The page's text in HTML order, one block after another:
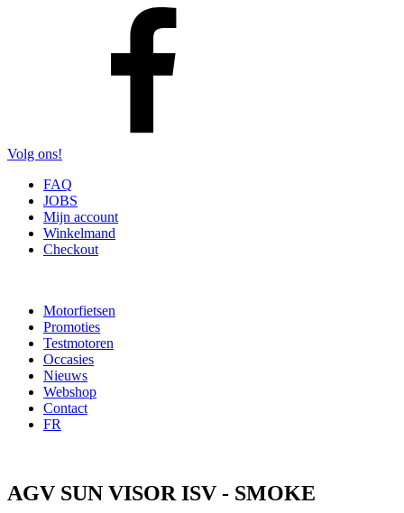
Volg ons!
FAQ
JOBS
Mijn account
Winkelmand
Checkout
Motorfietsen
Promoties
Testmotoren
Occasies
Nieuws
Webshop
Contact
FR
AGV SUN VISOR ISV - SMOKE